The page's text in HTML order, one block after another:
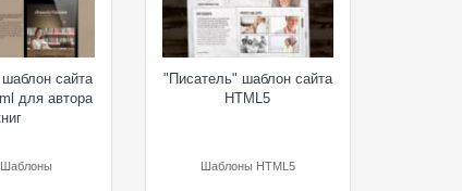
сайта
для автора
Шаблоны
"Писатель" шаблон сайта
HTML5
Шаблоны HTML5